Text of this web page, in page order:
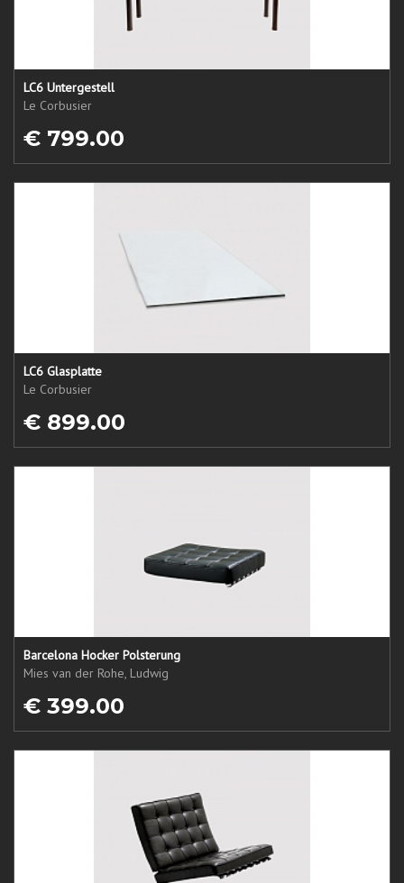
LC6 Untergestell
Le Corbusier
€ 799.00
LC6 Glasplatte
Le Corbusier
€ 899.00
Barcelona Hocker Polsterung
Mies van der Rohe, Ludwig
€ 399.00